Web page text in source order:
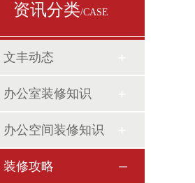
资讯分类/CASE
文丰动态
办公室装修知识
办公空间装修知识
装修攻略